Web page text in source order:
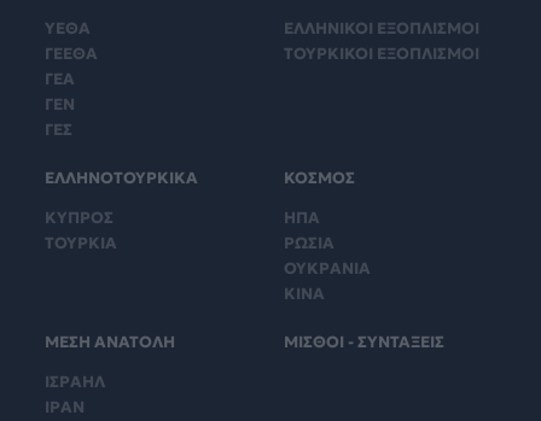
ΥΕΘΑ
ΓΕΕΘΑ
ΓΕΑ
ΓΕΝ
ΓΕΣ
ΕΛΛΗΝΙΚΟΙ ΕΞΟΠΛΙΣΜΟΙ
ΤΟΥΡΚΙΚΟΙ ΕΞΟΠΛΙΣΜΟΙ
ΕΛΛΗΝΟΤΟΥΡΚΙΚΑ
ΚΥΠΡΟΣ
ΤΟΥΡΚΙΑ
ΚΟΣΜΟΣ
ΗΠΑ
ΡΩΣΙΑ
ΟΥΚΡΑΝΙΑ
ΚΙΝΑ
ΜΕΣΗ ΑΝΑΤΟΛΗ
ΙΣΡΑΗΛ
ΙΡΑΝ
ΜΙΣΘΟΙ - ΣΥΝΤΑΞΕΙΣ